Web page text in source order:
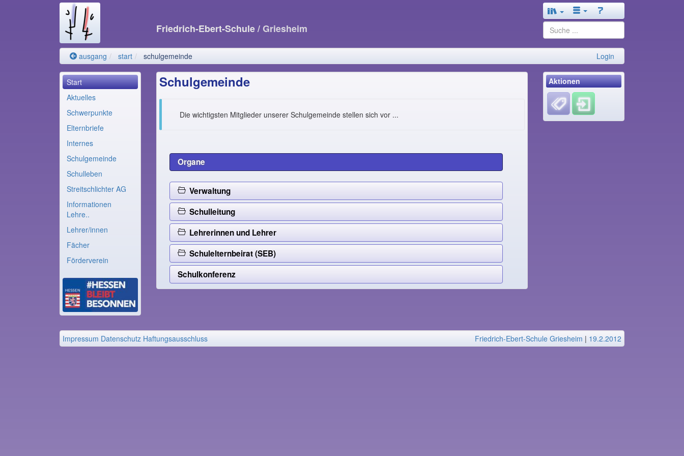
Friedrich-Ebert-Schule/ Griesheim
ausgang start schulgemeinde Login
Start
Aktuelles
Schwerpunkte
Elternbriefe
Internes
Schulgemeinde
Schulleben
Streitschlichter AG
Informationen
Lehre..
Lehrer/innen
Fächer
Förderverein
Schulgemeinde
Die wichtigsten Mitglieder unserer Schulgemeinde stellen sich vor ...
Organe
Verwaltung
Schulleitung
Lehrerinnen und Lehrer
Schulelternbeirat (SEB)
Schulkonferenz
Aktionen
Impressum Datenschutz Haftungsausschluss Friedrich-Ebert-Schule Griesheim | 19.2.2012